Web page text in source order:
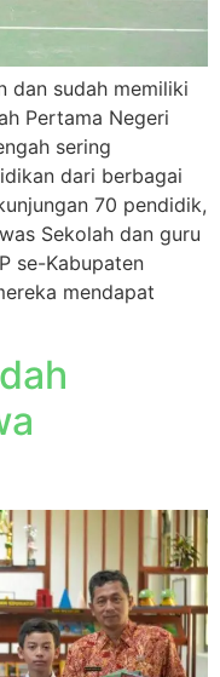
dan sudah memiliki
Pertama Negeri
sering
dari berbagai
70 pendidik,
Sekolah dan guru
se-Kabupaten
mendapat